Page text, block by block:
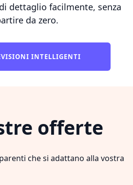
dettaglio facilmente, senza
da zero.
INTELLIGENTI
offerte
che si adattano alla vostra